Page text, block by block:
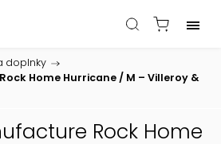
doplnky /
Home Hurricane / M – Villeroy &
Rock Home